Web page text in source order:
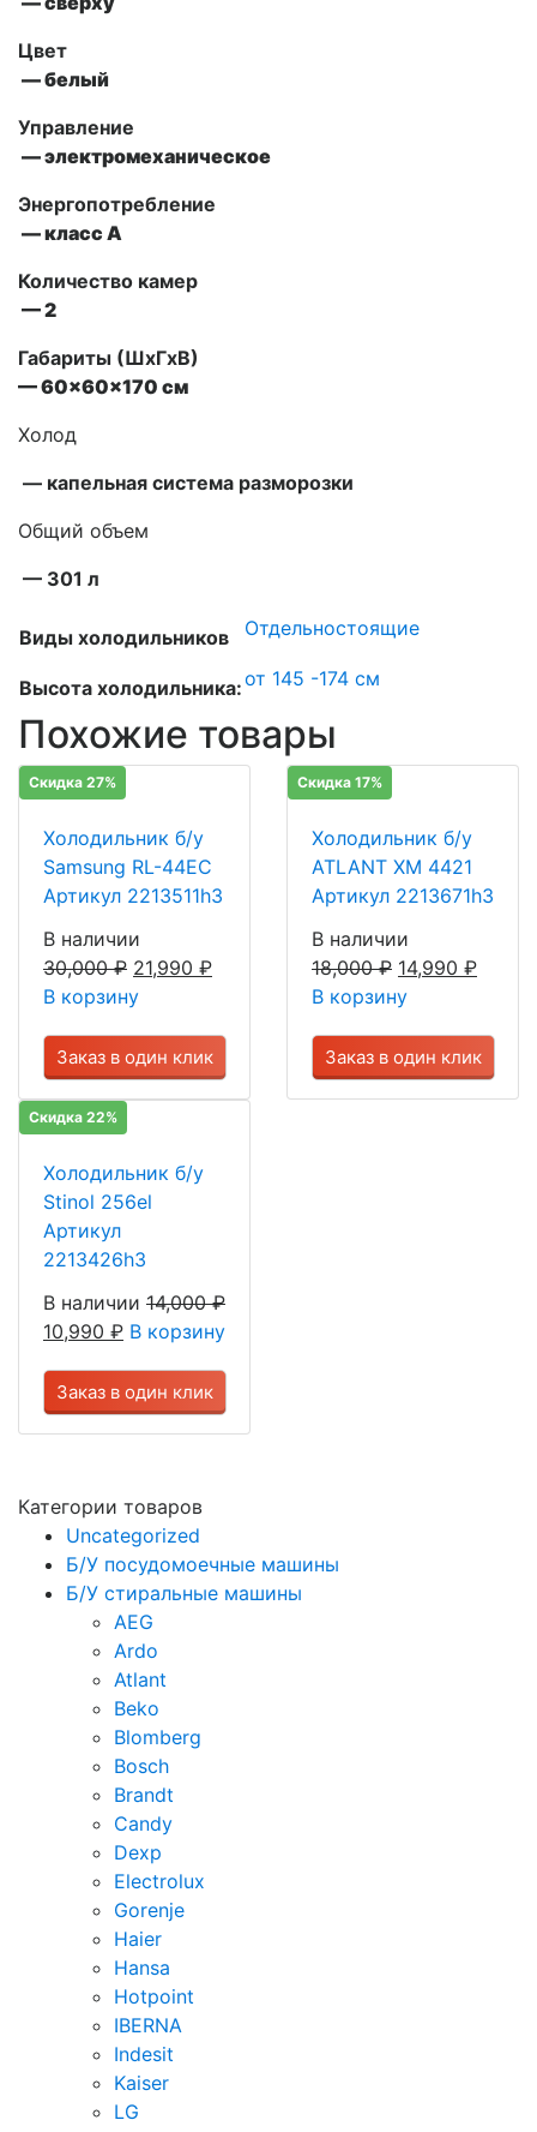
Цвет
— белый
Управление
—электромеханическое
Энергопотребление
— класс А
Количество камер
— 2
Габариты (ШxГxВ)
—60x60x170 см
Холод
— капельная система разморозки
Общий объем
— 301 л
Виды холодильников Отдельностоящие
Высота холодильника:от 145 -174 см
Похожие товары
Скидка 27%
Холодильник б/у
Samsung RL-44EC
Артикул 2213511h3
В наличии
30,000₽ 21,990 ₽
В корзину
Заказ в один клик
Скидка 17%
Холодильник б/у
ATLANT ХМ 4421
Артикул 2213671h3
В наличии
18,000₽ 14,990 ₽
В корзину
Заказ в один клик
Скидка 22%
Холодильник б/у
Stinol 256el
Артикул
2213426h3
В наличии 14,000₽
10,990 ₽ В корзину
Заказ в один клик
Категории товаров
Uncategorized
Б/У посудомоечные машины
Б/У стиральные машины
AEG
Ardo
Atlant
Beko
Blomberg
Bosch
Brandt
Candy
Dexp
Electrolux
Gorenje
Haier
Hansa
Hotpoint
IBERNA
Indesit
Kaiser
LG